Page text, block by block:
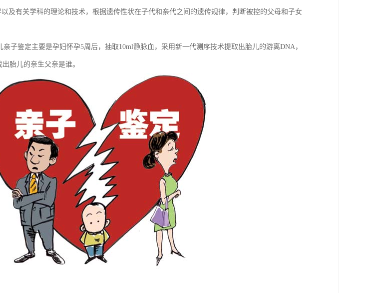
及有关学科的理论和技术，根据遗传性状在子代和亲代之间的遗传规律，判断被控的父母和子女
子鉴定主要是孕妇怀孕5周后，抽取10ml静脉血，采用新一代测序技术提取出胎儿的游离DNA，
胎儿的亲生父亲是谁。